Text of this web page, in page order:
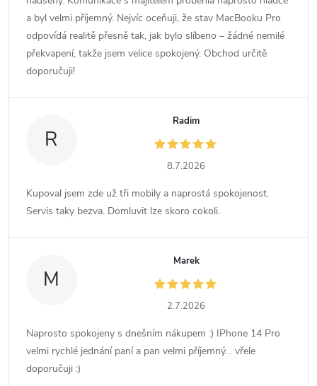
a byl velmi příjemný. Nejvíc oceňuji, že stav MacBooku Pro
odpovídá realitě přesně tak, jak bylo slíbeno – žádné nemilé
překvapení, takže jsem velice spokojený. Obchod určitě
doporučuji!
R
Radim
8.7.2026
Kupoval jsem zde už tři mobily a naprostá spokojenost.
Servis taky bezva. Domluvit lze skoro cokoli.
M
Marek
2.7.2026
Naprosto spokojeny s dnešním nákupem :) IPhone 14 Pro
velmi rychlé jednání paní a pan velmi příjemný… vřele
doporučuji :)